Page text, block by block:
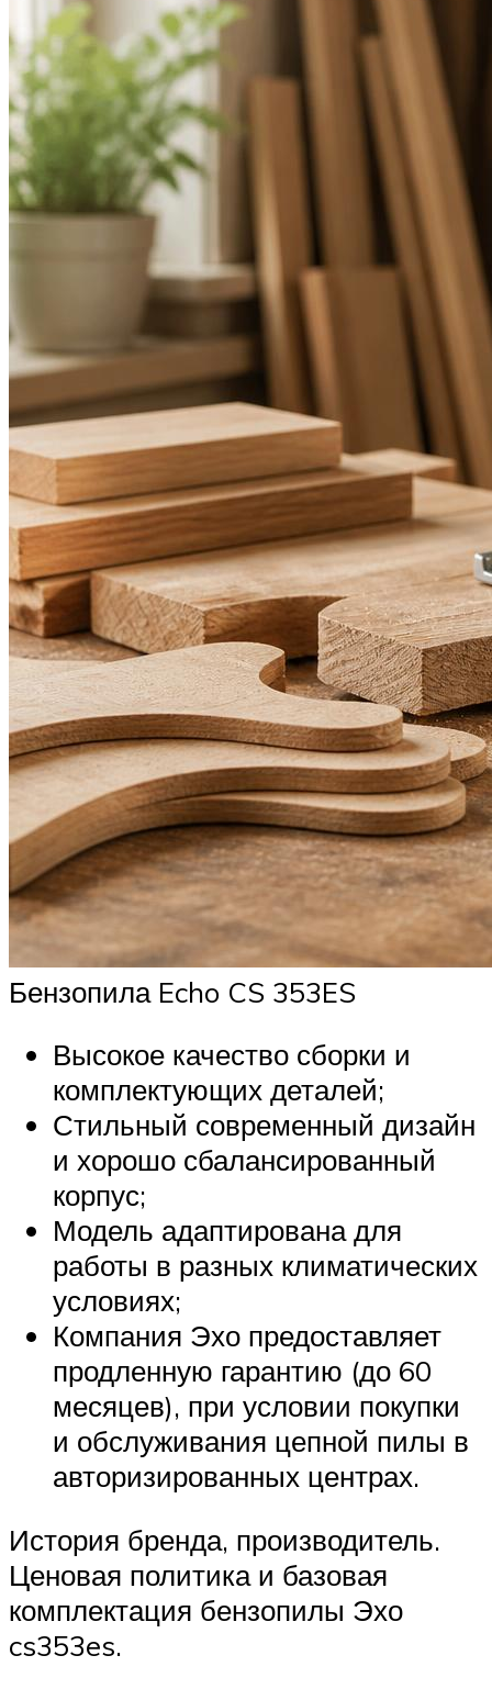
Бензопила Echo CS 353ES
Высокое качество сборки и
комплектующих деталей;
Стильный современный дизайн
и хорошо сбалансированный
корпус;
Модель адаптирована для
работы в разных климатических
условиях;
Компания Эхо предоставляет
продленную гарантию (до 60
месяцев), при условии покупки
и обслуживания цепной пилы в
авторизированных центрах.
История бренда, производитель.
Ценовая политика и базовая
комплектация бензопилы Эхо
cs353es.